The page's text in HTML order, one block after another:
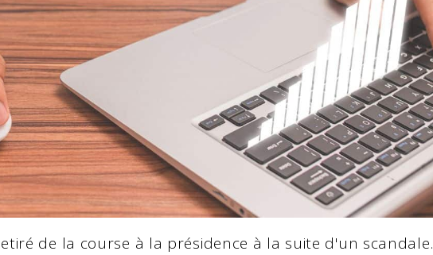
de la course à la présidence à la suite d'un scandale.